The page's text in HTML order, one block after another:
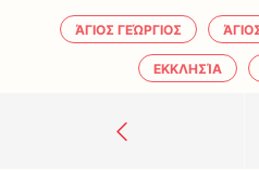
ΆΓΙΟΣ ΓΕΏΡΓΙΟΣ
ΕΚΚΛΗΣΊΑ